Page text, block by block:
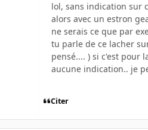
lol, sans indication sur
alors avec un estron
ne serais ce que par
tu parle de ce lacher
pensé.... ) si c'est pour
aucune indication.. je
Citer